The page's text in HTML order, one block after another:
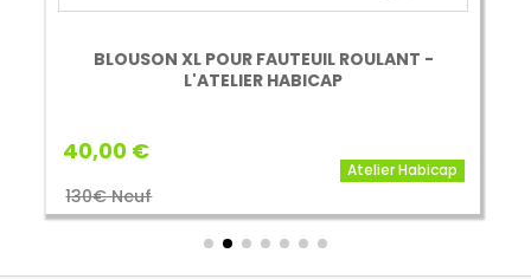
BLOUSON XL POUR FAUTEUIL ROULANT -
L'ATELIER HABICAP
40,00 €
130€ Neuf
Atelier Habicap